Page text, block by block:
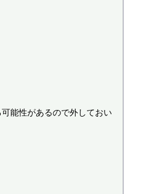
能性があるので外しておい